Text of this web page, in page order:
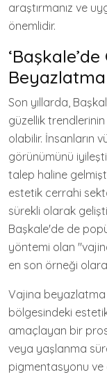
araştırmanız ve
önemlidir.
Son yıllarda,
güzellik trendlerinin
olabilir. İnsanların
görünümünü
talep haline
estetik cerrahi
sürekli olarak
Başkale'de de
yöntemi olan
en son örneği
Vajina beyazlatma
bölgesindeki
amaçlayan bir
veya yaşlanma
pigmentasyonu ve